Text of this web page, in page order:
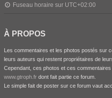
Fuseau horaire sur UTC+02:00
À PROPOS
Les commentaires et les photos postés sur
leurs auteurs qui restent propriétaires de
Cependant, ces photos et ces
www.gtroph.fr dont fait partie ce forum.
Le simple fait de poster sur ce forum vaut